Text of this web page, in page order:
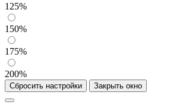
125%
150%
175%
200%
Сбросить настройки Закрыть окно